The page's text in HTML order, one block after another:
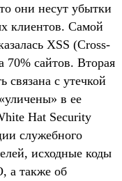
они несут убытки
клиентов. Самой
XSS (Cross-
70% сайтов. Вторая
связана с утечкой
в ее
Hat Security
служебного
исходные коды
а также об